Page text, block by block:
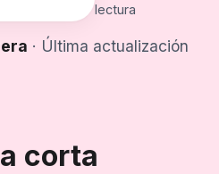
lectura
· Última actualización
corta